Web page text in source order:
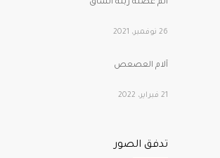
ألم عضلة ربلة الساق
26 نوفمبر، 2021
آلام العصعص
21 فبراير، 2022
عند التقدم في العمر
تدفق الصور